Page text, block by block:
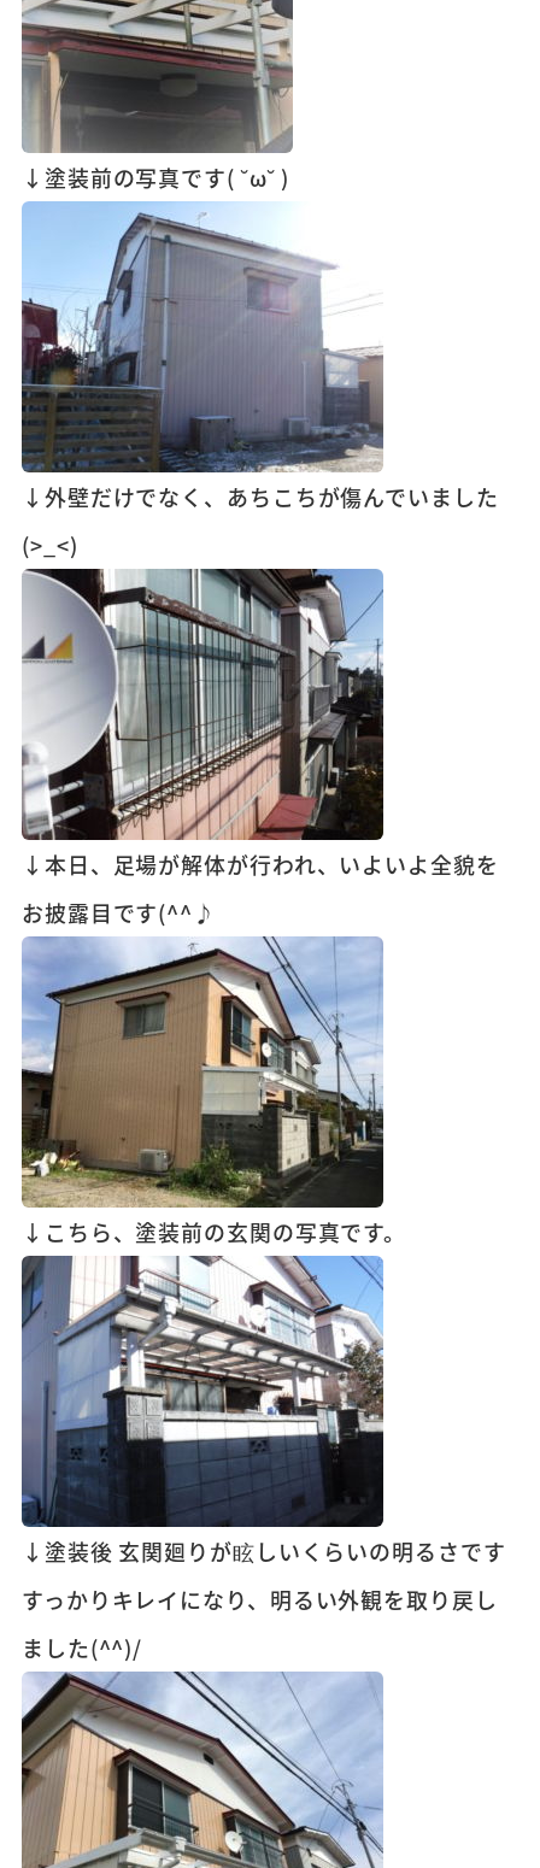
↓塗装前の写真です( ˘ω˘ )
↓外壁だけでなく、あちこちが傷んでいました
(>_<)
↓本日、足場が解体が行われ、いよいよ全貌を
お披露目です(^^♪
↓こちら、塗装前の玄関の写真です。
↓塗装後 玄関廻りが眩しいくらいの明るさです
すっかりキレイになり、明るい外観を取り戻し
ました(^^)/